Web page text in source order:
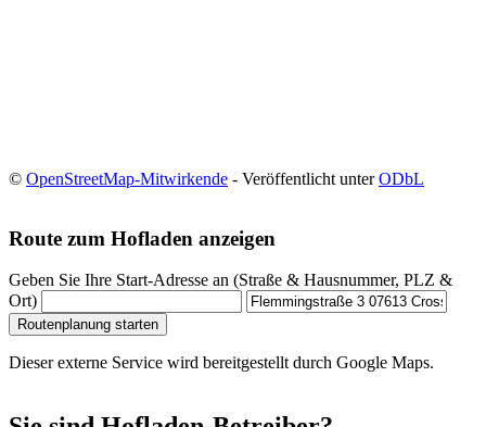
© OpenStreetMap-Mitwirkende - Veröffentlicht unterODbL
Route zum Hofladen anzeigen
Geben Sie Ihre Start-Adresse an (Straße & Hausnummer, PLZ &
Ort)
Routenplanung starten
Dieser externe Service wird bereitgestellt durch Google Maps.